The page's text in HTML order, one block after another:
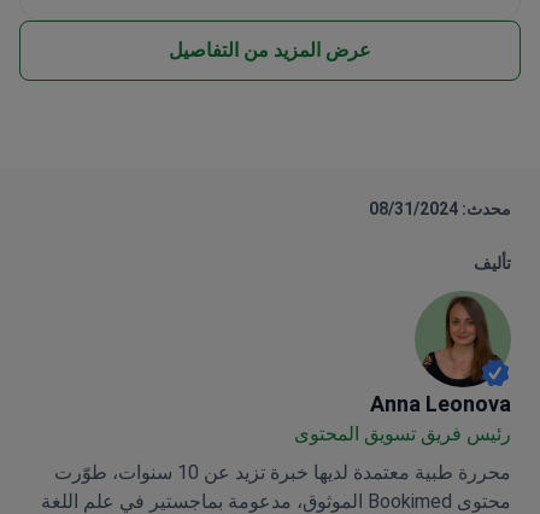
عرض المزيد من التفاصيل
محدث: 08/31/2024
تأليف
Anna Leonova
Anna Leonova
رئيس فريق تسويق المحتوى
محررة طبية معتمدة لديها خبرة تزيد عن 10 سنوات، طوّرت
محتوى Bookimed الموثوق، مدعومة بماجستير في علم اللغة